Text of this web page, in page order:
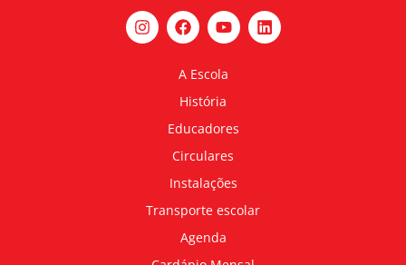
A Escola
História
Educadores
Circulares
Instalações
Transporte escolar
Agenda